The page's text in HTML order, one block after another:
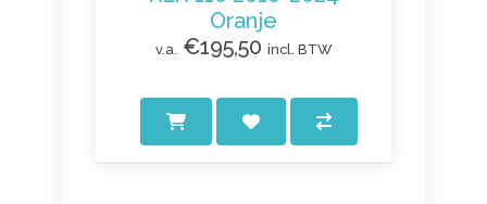
Oranje
v.a. €195,50 incl. BTW